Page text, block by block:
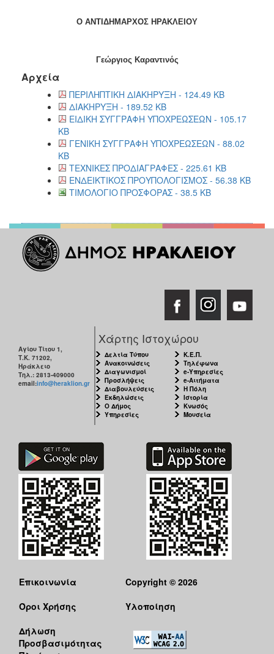
Ο ΑΝΤΙΔΗΜΑΡΧΟΣ ΗΡΑΚΛΕΙΟΥ
Γεώργιος Καραντινός
Αρχεία
ΠΕΡΙΛΗΠΤΙΚΗ ΔΙΑΚΗΡΥΞΗ - 124.49 KB
ΔΙΑΚΗΡΥΞΗ - 189.52 KB
ΕΙΔΙΚΗ ΣΥΓΓΡΑΦΗ ΥΠΟΧΡΕΩΣΕΩΝ - 105.17
KB
ΓΕΝΙΚΗ ΣΥΓΓΡΑΦΗ ΥΠΟΧΡΕΩΣΕΩΝ - 88.02
KB
ΤΕΧΝΙΚΕΣ ΠΡΟΔΙΑΓΡΑΦΕΣ - 225.61 KB
ΕΝΔΕΙΚΤΙΚΟΣ ΠΡΟΥΠΟΛΟΓΙΣΜΟΣ - 56.38 KB
ΤΙΜΟΛΟΓΙΟ ΠΡΟΣΦΟΡΑΣ - 38.5 KB
Αγίου Τίτου 1,
Τ.Κ. 71202,
Ηράκλειο
Τηλ.: 2813-409000
email:info@heraklion.gr
Χάρτης Ιστοχώρου
Δελτία Τύπου
Ανακοινώσεις
Διαγωνισμοί
Προσλήψεις
Διαβουλεύσεις
Εκδηλώσεις
Ο Δήμος
Υπηρεσίες
Κ.Ε.Π.
Τηλέφωνα
e-Υπηρεσίες
e-Αιτήματα
Η Πόλη
Ιστορία
Κνωσός
Μουσεία
Επικοινωνία
Όροι Χρήσης
Δήλωση
Προσβασιμότητας
Copyright © 2026
Υλοποίηση